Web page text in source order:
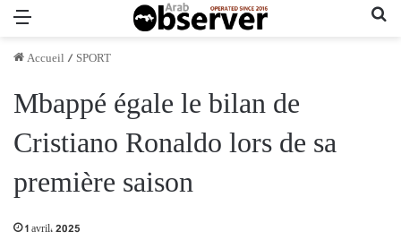
Accueil /SPORT
Mbappé égale le bilan de
Cristiano Ronaldo lors de sa
première saison
1 avril، 2025